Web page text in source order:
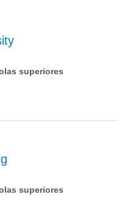
superiores
superiores